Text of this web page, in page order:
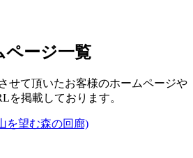
ページ一覧
せて頂いたお客様のホームページや
を掲載しております。
を望む森の回廊)